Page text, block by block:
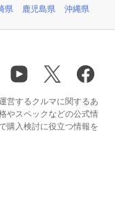
県 鹿児島県 沖縄県
営するクルマに関するあ
やスペックなどの公式情
購入検討に役立つ情報を